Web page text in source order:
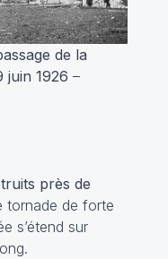
de la
juin 1926 –
près de
tornade de forte
s’étend sur